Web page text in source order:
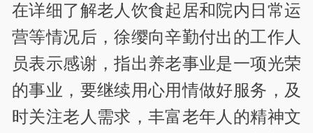
在详细了解老人饮食起居和院内日常运
营等情况后，徐缨向辛勤付出的工作人
员表示感谢，指出养老事业是一项光荣
的事业，要继续用心用情做好服务，及
时关注老人需求，丰富老年人的精神文